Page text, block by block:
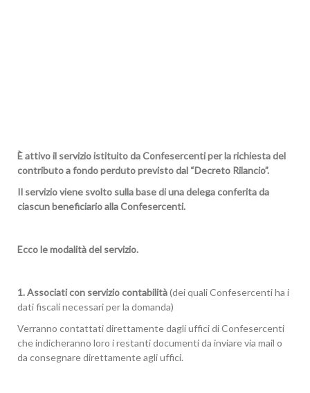
È attivo il servizio istituito da Confesercenti per la richiesta del
contributo a fondo perduto previsto dal “Decreto Rilancio”.
Il servizio viene svolto sulla base di una delega conferita da
ciascun beneficiario alla Confesercenti.
Ecco le modalità del servizio.
1. Associati con servizio contabilità(dei quali Confesercenti ha i
dati fiscali necessari per la domanda)
Verranno contattati direttamente dagli uffici di Confesercenti
che indicheranno loro i restanti documenti da inviare via mail o
da consegnare direttamente agli uffici.